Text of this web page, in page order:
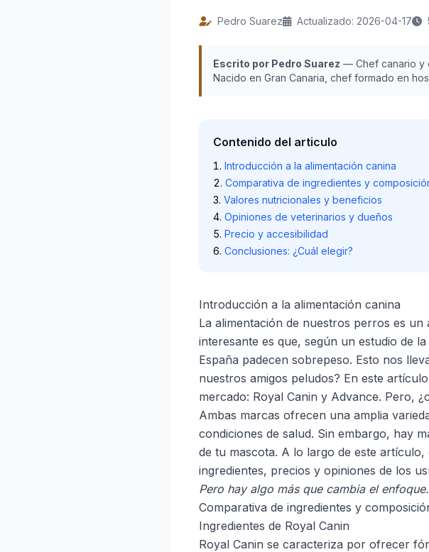
Pedro Suarez Actualizado: 2026-04-17
Escrito por Pedro Suarez — Chef canario y
Nacido en Gran Canaria, chef formado en
Contenido del articulo
Introducción a la alimentación canina
Comparativa de ingredientes y
Valores nutricionales y beneficios
Opiniones de veterinarios y dueños
Precio y accesibilidad
Conclusiones: ¿Cuál elegir?
Introducción a la alimentación canina
La alimentación de nuestros perros es
interesante es que, según un estudio de
España padecen sobrepeso. Esto nos
nuestros amigos peludos? En este
mercado: Royal Canin y Advance. Pero,
Ambas marcas ofrecen una amplia
condiciones de salud. Sin embargo, hay
de tu mascota. A lo largo de este
ingredientes, precios y opiniones de los
Pero hay algo más que cambia el enfoque.
Comparativa de ingredientes y
Ingredientes de Royal Canin
Royal Canin se caracteriza por ofrecer